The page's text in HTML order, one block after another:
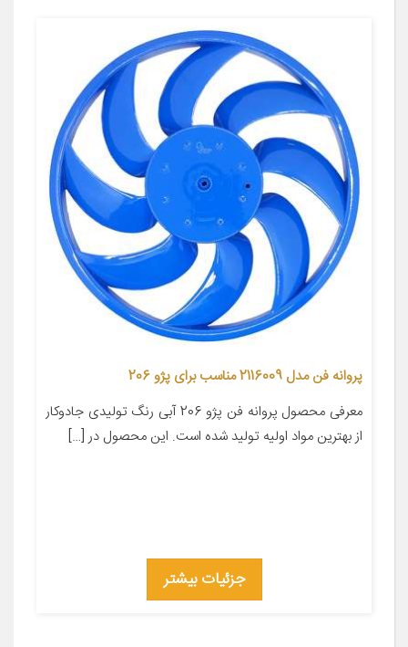
پروانه فن مدل 2116009 مناسب برای پژو 206
معرفی محصول پروانه فن پژو 206 آبی رنگ تولیدی جادوکار
از بهترین مواد اولیه تولید شده است. این محصول در […]
جزئیات بیشتر